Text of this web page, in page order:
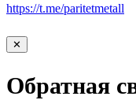
https://t.me/paritetmetall
✕
Обратная